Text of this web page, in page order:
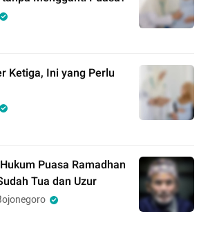
Ketiga, Ini yang Perlu
Puasa Ramadhan
Tua dan Uzur